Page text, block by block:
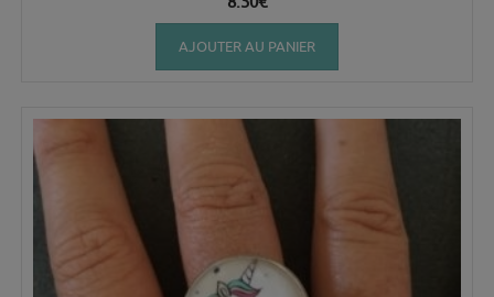
AJOUTER AU PANIER